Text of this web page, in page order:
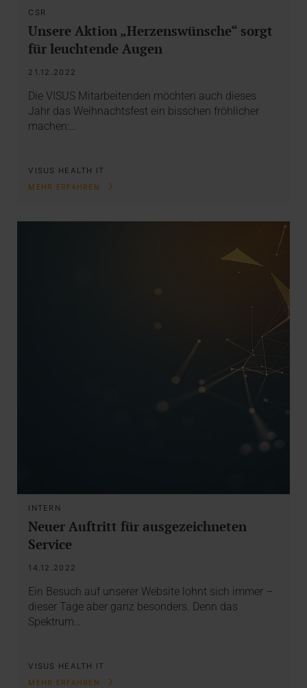
CSR
Unsere Aktion „Herzenswünsche“ sorgt
für leuchtende Augen
21.12.2022
Die VISUS Mitarbeitenden möchten auch dieses
Jahr das Weihnachtsfest ein bisschen fröhlicher
machen:…
VISUS HEALTH IT
MEHR ERFAHREN
INTERN
Neuer Auftritt für ausgezeichneten
Service
14.12.2022
Ein Besuch auf unserer Website lohnt sich immer –
dieser Tage aber ganz besonders. Denn das
Spektrum…
VISUS HEALTH IT
MEHR ERFAHREN